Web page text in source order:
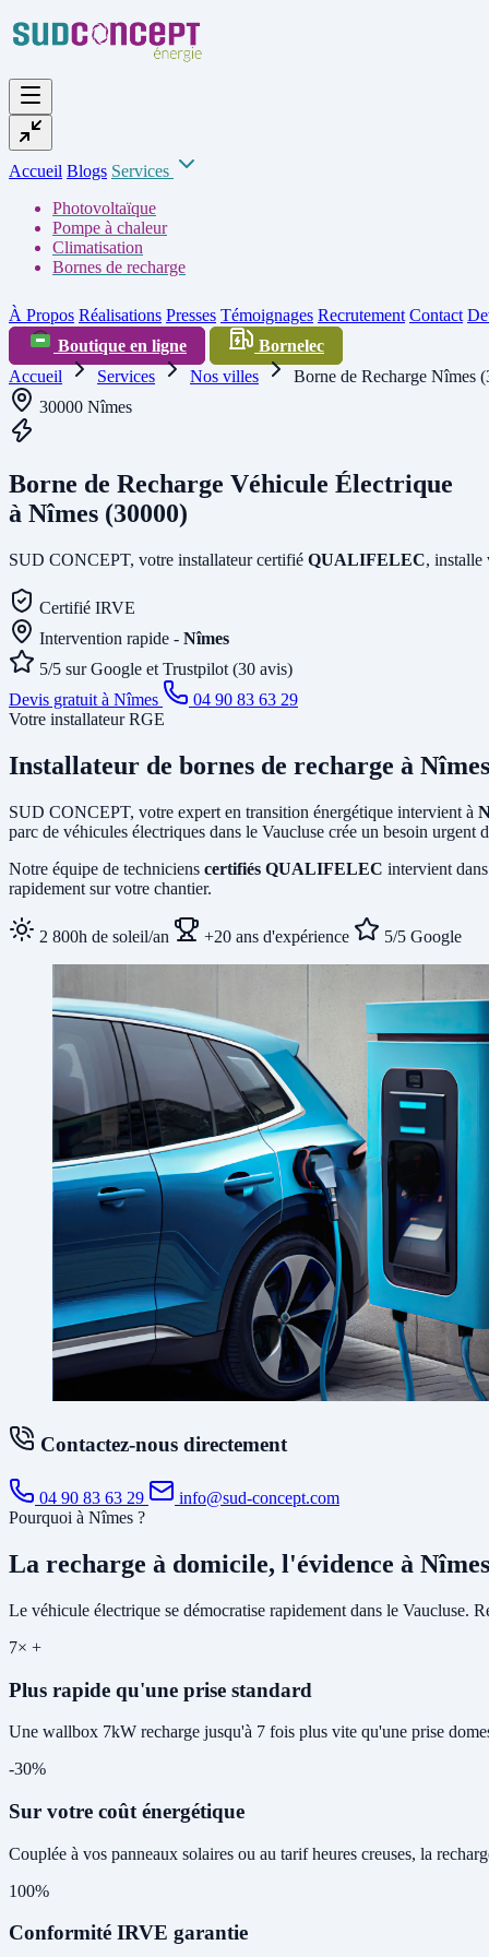
Accueil Blogs Services
Photovoltaïque
Pompe à chaleur
Climatisation
Bornes de recharge
À Propos Réalisations Presses Témoignages Recrutement Contact
Boutique en ligne
Bornelec
Accueil
Services Nos villes
Borne de Recharge Nîmes
30000 Nîmes
Borne de Recharge Véhicule Électrique
à Nîmes (30000)
SUD CONCEPT, votre installateur certifié QUALIFELEC, installe
Certifié IRVE
Intervention rapide - Nîmes
5/5 sur Google et Trustpilot (30 avis)
Devis gratuit à Nîmes
04 90 83 63 29
Votre installateur RGE
Installateur de bornes de recharge à Nîmes
SUD CONCEPT, votre expert en transition énergétique intervient à
parc de véhicules électriques dans le Vaucluse crée un besoin urgent
Notre équipe de techniciens certifiés QUALIFELEC intervient
rapidement sur votre chantier.
2 800h de soleil/an +20 ans d'expérience 5/5 Google
Contactez-nous directement
04 90 83 63 29
info@sud-concept.com
Pourquoi à Nîmes ?
La recharge à domicile, l'évidence à Nîmes
Le véhicule électrique se démocratise rapidement dans le Vaucluse.
7× +
Plus rapide qu'une prise standard
Une wallbox 7kW recharge jusqu'à 7 fois plus vite qu'une prise
-30%
Sur votre coût énergétique
Couplée à vos panneaux solaires ou au tarif heures creuses, la
100%
Conformité IRVE garantie